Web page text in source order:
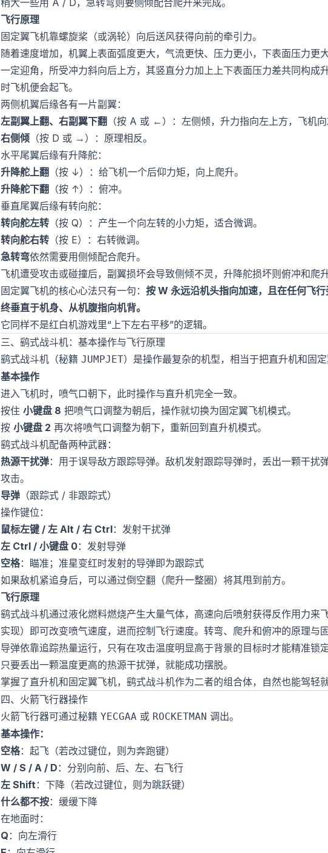
稍大一些用 A / D，急转弯则要侧倾配合爬升来完成。
飞行原理
固定翼飞机靠螺旋桨（或涡轮）向后送风获得向前的牵引力。
随着速度增加，机翼上表面弧度更大，气流更快、压力更小，下表面压力更
一定迎角，所受冲力斜向后上方，其竖直分力加上上下表面压力差共同构成
时飞机便会起飞。
两侧机翼后缘各有一片副翼：
左副翼上翻、右副翼下翻 （按 A 或 ←）：左侧倾，升力指向左上方，飞机
右侧倾 （按 D 或 →）：原理相反。
水平尾翼后缘有升降舵：
升降舵上翻 （按 ↓）：给飞机一个后仰力矩，向上爬升。
升降舵下翻 （按 ↑）：俯冲。
垂直尾翼后缘有转向舵：
转向舵左转 （按 Q）：产生一个向左转的小力矩，适合微调。
转向舵右转 （按 E）：右转微调。
急转弯依然需要用侧倾配合爬升。
飞机遭受攻击或碰撞后，副翼损坏会导致侧倾不灵，升降舵损坏则俯冲和爬
固定翼飞机的核心心法只有一句： 按 W 永远沿机头指向加速，且在任何飞
终垂直于机身、从机腹指向机背。
它同样不是红白机游戏里“上下左右平移”的逻辑。
三、鹞式战斗机：基本操作与飞行原理
鹞式战斗机（秘籍 JUMPJET）是操作最复杂的机型，相当于把直升机和固定
基本操作
进入飞机时，喷气口朝下，此时操作与直升机完全一致。
按住 小键盘 8 把喷气口调整为朝后，操作就切换为固定翼飞机模式。
按 小键盘 2 再次将喷气口调整为朝下，重新回到直升机模式。
鹞式战斗机配备两种武器：
热源干扰弹：用于误导敌方跟踪导弹。敌机发射跟踪导弹时，丢出一颗干扰
攻击。
导弹 （跟踪式 / 非跟踪式）
操作键位：
鼠标左键 / 左 Alt / 右 Ctrl：发射干扰弹
左 Ctrl / 小键盘 0：发射导弹
空格：瞄准；准星变红时发射的导弹即为跟踪式
如果敌机紧追身后，可以通过倒空翻（爬升一整圈）将其甩到前方。
飞行原理
鹞式战斗机通过液化燃料燃烧产生大量气体，高速向后喷射获得反作用力来
实现）即可改变喷气速度，进而控制飞行速度。转弯、爬升和俯冲的原理与
导弹依靠追踪热量运行，只有在攻击温度明显高于背景的目标时才能精准锁
只要丢出一颗温度更高的热源干扰弹，就能成功摆脱。
掌握了直升机和固定翼飞机，鹞式战斗机作为二者的组合体，自然也能驾轻就
四、火箭飞行器操作
火箭飞行器可通过秘籍 YECGAA 或 ROCKETMAN 调出。
基本操作：
空格：起飞（若改过键位，则为奔跑键）
W / S / A / D ：分别向前、后、左、右飞行
左 Shift：下降（若改过键位，则为跳跃键）
什么都不按：缓缓下降
在地面时：
Q ：向左滑行